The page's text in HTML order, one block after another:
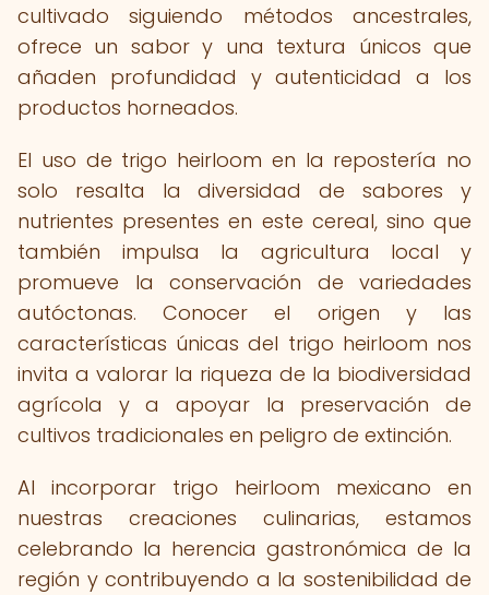
cultivado siguiendo métodos ancestrales,
ofrece un sabor y una textura únicos que
añaden profundidad y autenticidad a los
productos horneados.
El uso de trigo heirloom en la repostería no
solo resalta la diversidad de sabores y
nutrientes presentes en este cereal, sino que
también impulsa la agricultura local y
promueve la conservación de variedades
autóctonas. Conocer el origen y las
características únicas del trigo heirloom nos
invita a valorar la riqueza de la biodiversidad
agrícola y a apoyar la preservación de
cultivos tradicionales en peligro de extinción.
Al incorporar trigo heirloom mexicano en
nuestras creaciones culinarias, estamos
celebrando la herencia gastronómica de la
región y contribuyendo a la sostenibilidad de